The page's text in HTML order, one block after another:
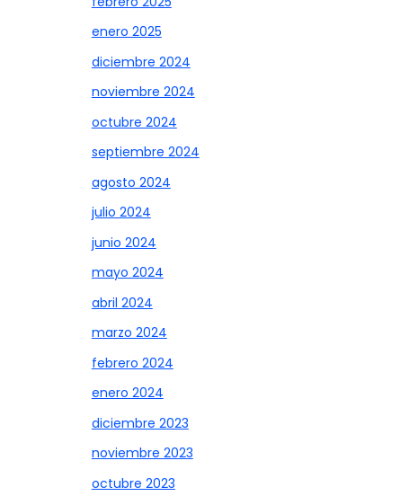
enero 2025
diciembre 2024
noviembre 2024
octubre 2024
septiembre 2024
agosto 2024
julio 2024
junio 2024
mayo 2024
abril 2024
marzo 2024
febrero 2024
enero 2024
diciembre 2023
noviembre 2023
octubre 2023